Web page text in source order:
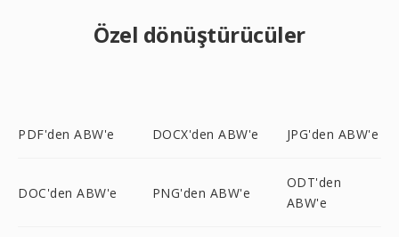
Özel dönüştürücüler
PDF'den ABW'e DOCX'den ABW'e JPG'den ABW'e
DOC'den ABW'e PNG'den ABW'e
ODT'den
ABW'e